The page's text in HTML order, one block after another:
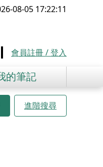
08-05 17:22:11
會員註冊 / 登入
的筆記
進階搜尋